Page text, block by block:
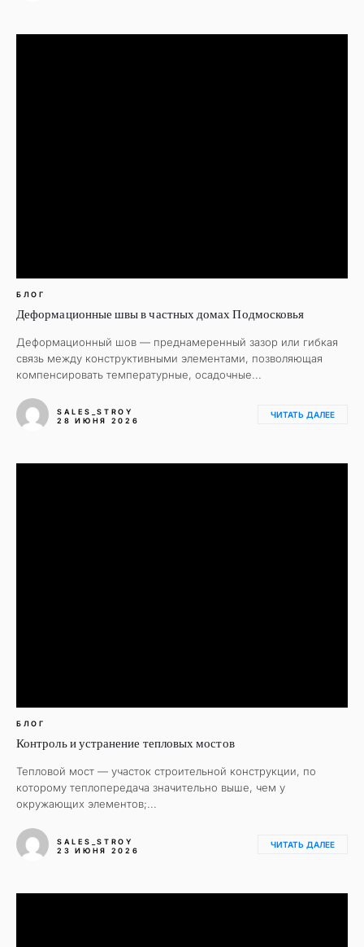
БЛОГ
Деформационные швы в частных домах Подмосковья
Деформационный шов — преднамеренный зазор или гибкая
связь между конструктивными элементами, позволяющая
компенсировать температурные, осадочные...
SALES_STROY
28 ИЮНЯ 2026
ЧИТАТЬ ДАЛЕЕ
БЛОГ
Контроль и устранение тепловых мостов
Тепловой мост — участок строительной конструкции, по
которому теплопередача значительно выше, чем у
окружающих элементов;...
SALES_STROY
23 ИЮНЯ 2026
ЧИТАТЬ ДАЛЕЕ